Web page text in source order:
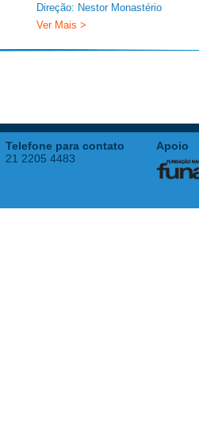
Direção: Nestor Monastério
Ver Mais >
Telefone para contato
21 2205 4483
Apoio